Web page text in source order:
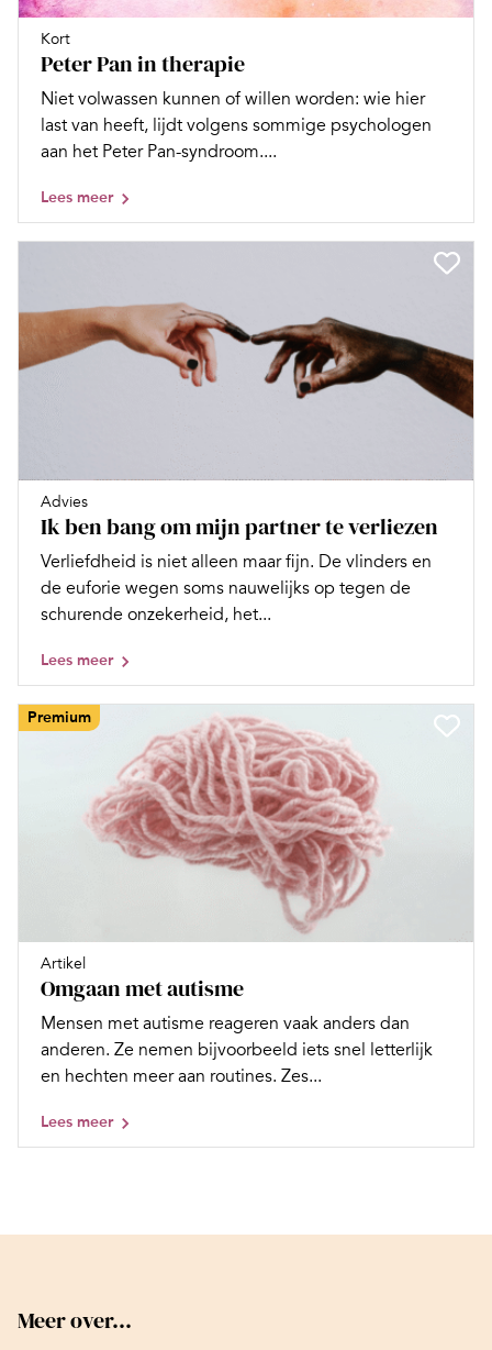
Kort
Peter Pan in therapie
Niet volwassen kunnen of wil­len worden: wie hier
last van heeft, lijdt volgens sommige psychologen
aan het Peter Pan-syndroom....
Lees meer
Advies
Ik ben bang om mijn partner te verliezen
Verliefdheid is niet alleen maar fijn. De vlinders en
de euforie wegen soms nauwelijks op tegen de
schurende onzekerheid, het...
Lees meer
Premium
Artikel
Omgaan met autisme
Mensen met autisme reageren vaak anders dan
anderen. Ze nemen bijvoorbeeld iets snel letterlijk
en hechten meer aan routines. Zes...
Lees meer
Meer over...